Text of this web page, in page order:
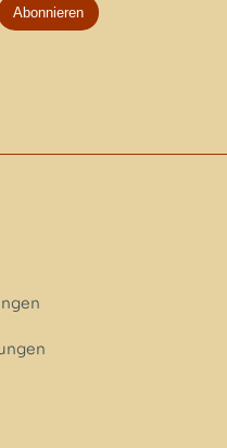
Abonnieren